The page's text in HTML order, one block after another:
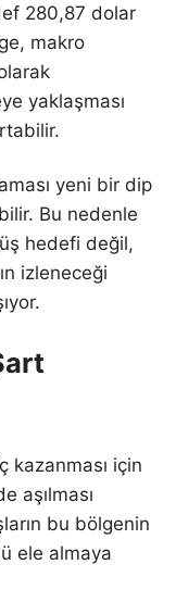
280,87 dolar
makro
yaklaşması
yeni bir dip
Bu nedenle
hedefi değil,
izleneceği
kazanması için
aşılması
bu bölgenin
ele almaya